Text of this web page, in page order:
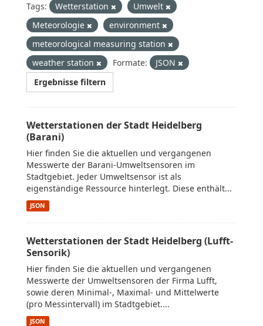
Tags: Wetterstation
Umwelt
Meteorologie
environment
meteorological measuring station
weather station
Formate:
JSON
Ergebnisse filtern
Wetterstationen der Stadt Heidelberg
(Barani)
Hier finden Sie die aktuellen und vergangenen
Messwerte der Barani-Umweltsensoren im
Stadtgebiet. Jeder Umweltsensor ist als
eigenständige Ressource hinterlegt. Diese enthält...
JSON
Wetterstationen der Stadt Heidelberg (Lufft-
Sensorik)
Hier finden Sie die aktuellen und vergangenen
Messwerte der Umweltsensoren der Firma Lufft,
sowie deren Minimal-, Maximal- und Mittelwerte
(pro Messintervall) im Stadtgebiet....
JSON